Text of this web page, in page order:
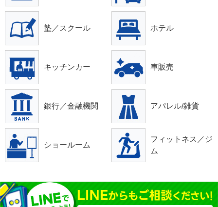
塾／スクール ホテル
キッチンカー 車販売
銀行／金融機関 アパレル/雑貨
ショールーム
フィットネス／ジ
ム